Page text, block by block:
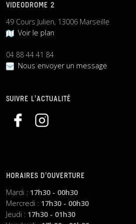
VIDEODROME 2
49 Cours Julien, 13006 Marseille
Voir le plan
04 88 44 41 84
Nous envoyer un message
SUIVRE L’ACTUALITÉ
HORAIRES D’OUVERTURE
Mardi : 17h30 - 00h30
Mercredi : 17h30 - 00h30
Jeudi : 17h30 - 01h30